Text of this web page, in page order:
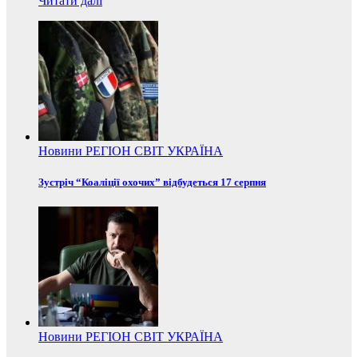
Новини РЕГІОН СВІТ УКРАЇНА
Зустріч “Коаліції охочих” відбудеться 17 серпня
Новини РЕГІОН СВІТ УКРАЇНА